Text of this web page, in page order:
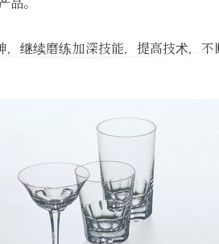
继续磨练加深技能，提高技术，不